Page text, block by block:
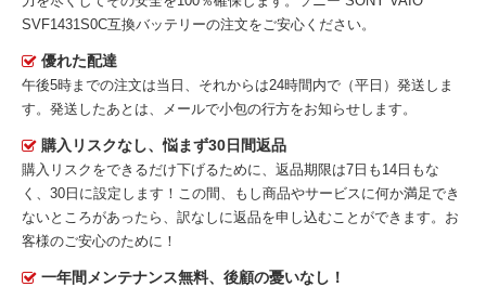
SVF1431S0C互換バッテリーの注文をご安心ください。
優れた配達
午後5時までの注文は当日、それからは24時間内で（平日）発送しま
す。発送したあとは、メールで小包の行方をお知らせします。
購入リスクなし、悩まず30日間返品
購入リスクをできるだけ下げるために、返品期限は7日も14日もな
く、30日に設定します！この間、もし商品やサービスに何か満足でき
ないところがあったら、訳なしに返品を申し込むことができます。お
客様のご安心のために！
一年間メンテナンス無料、後顧の憂いなし！